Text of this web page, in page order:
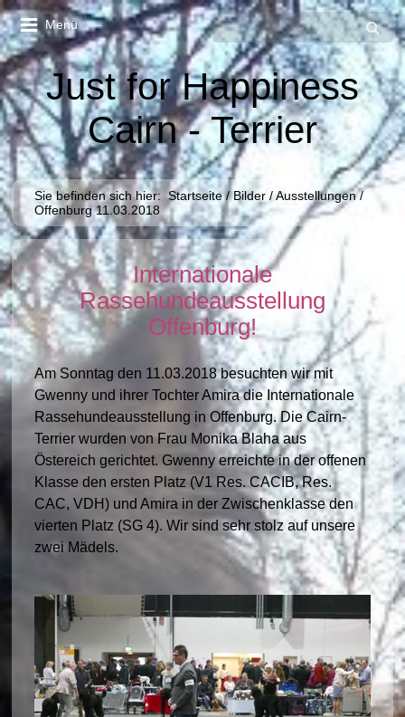
Menü
Just for Happiness
Cairn - Terrier
Sie befinden sich hier:Startseite / Bilder / Ausstellungen /
Offenburg 11.03.2018
Internationale
Rassehundeausstellung
Offenburg!
Am Sonntag den 11.03.2018 besuchten wir mit
Gwenny und ihrer Tochter Amira die Internationale
Rassehundeausstellung in Offenburg. Die Cairn-
Terrier wurden von Frau Monika Blaha aus
Östereich gerichtet. Gwenny erreichte in der offenen
Klasse den ersten Platz (V1 Res. CACIB, Res.
CAC, VDH) und Amira in der Zwischenklasse den
vierten Platz (SG 4). Wir sind sehr stolz auf unsere
zwei Mädels.